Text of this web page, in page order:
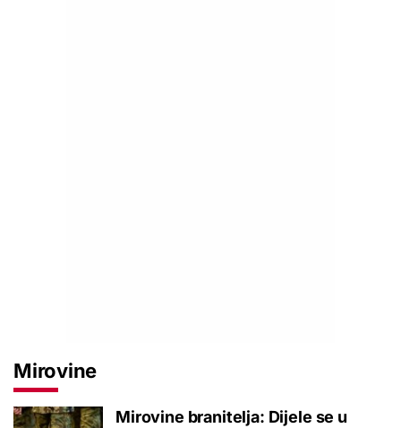
Mirovine
Mirovine branitelja: Dijele se u